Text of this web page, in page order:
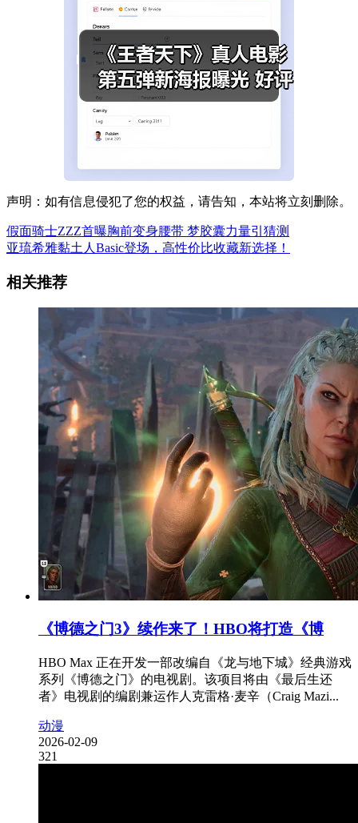
声明：如有信息侵犯了您的权益，请告知，本站将立刻删除。
假面骑士ZZZ首曝胸前变身腰带 梦胶囊力量引猜测
亚琉希雅黏土人Basic登场，高性价比收藏新选择！
相关推荐
《博德之门3》续作来了！HBO将打造《博
HBO Max 正在开发一部改编自《龙与地下城》经典游戏
系列《博德之门》的电视剧。该项目将由《最后生还
者》电视剧的编剧兼运作人克雷格·麦辛（Craig Mazi...
动漫
2026-02-09
321